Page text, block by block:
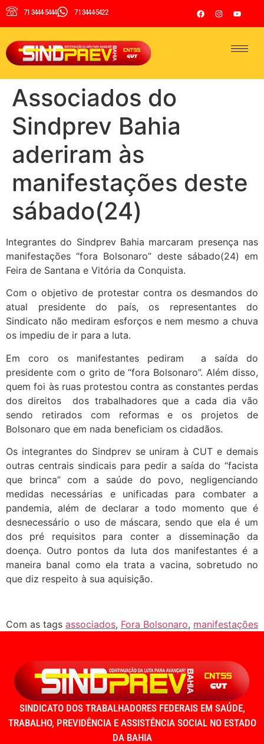
71 3444-5444 71 3444-5422
Associados do
Sindprev Bahia
aderiram às
manifestações deste
sábado(24)
Integrantes do Sindprev Bahia marcaram presença nas
manifestações “fora Bolsonaro” deste sábado(24) em
Feira de Santana e Vitória da Conquista.
Com o objetivo de protestar contra os desmandos do
atual presidente do país, os representantes do
Sindicato não mediram esforços e nem mesmo a chuva
os impediu de ir para a luta.
Em coro os manifestantes pediram a saída do
presidente com o grito de “fora Bolsonaro”. Além disso,
quem foi às ruas protestou contra as constantes perdas
dos direitos dos trabalhadores que a cada dia vão
sendo retirados com reformas e os projetos de
Bolsonaro que em nada beneficiam os cidadãos.
Os integrantes do Sindprev se uniram à CUT e demais
outras centrais sindicais para pedir a saída do “facista
que brinca” com a saúde do povo, negligenciando
medidas necessárias e unificadas para combater a
pandemia, além de declarar a todo momento que é
desnecessário o uso de máscara, sendo que ela é um
dos pré requisitos para conter a disseminação da
doença. Outro pontos da luta dos manifestantes é a
maneira banal como ela trata a vacina, sobretudo no
que diz respeito à sua aquisição.
Com as tags associados, Fora Bolsonaro, manifestações
SINDICATO DOS TRABALHADORES FEDERAIS EM SAÚDE,
TRABALHO, PREVIDÊNCIA E ASSISTÊNCIA SOCIAL NO ESTADO
DA BAHIA